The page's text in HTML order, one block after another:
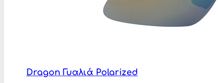
Dragon Γυαλιά Polarized